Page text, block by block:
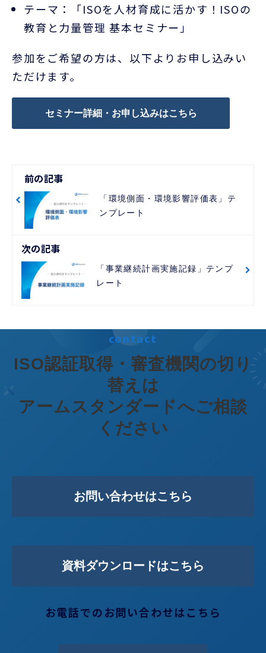
テーマ：「ISOを人材育成に活かす！ ISOの
教育と力量管理 基本セミナー 」
参加をご希望の方は、以下よりお申し込みい
ただけます。
セミナー詳細・お申し込みはこちら
前の記事
「環境側面・環境影響評価表」テ
ンプレート
次の記事
「事業継続計画実施記録」テンプ
レート
contact
ISO認証取得・審査機関の切り
替えは
アームスタンダードへご相談
ください
お問い合わせはこちら
資料ダウンロードはこちら
お電話でのお問い合わせはこちら